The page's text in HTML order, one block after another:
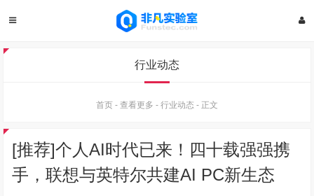
行业动态
首页 - 查看更多 - 行业动态 - 正文
[推荐]个人AI时代已来！四十载强强携
手，联想与英特尔共建AI PC新生态